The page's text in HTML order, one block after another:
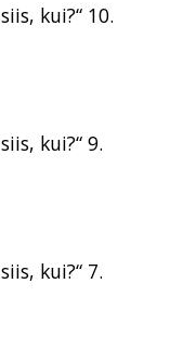
kui?“ 10.
kui?“ 9.
kui?“ 7.